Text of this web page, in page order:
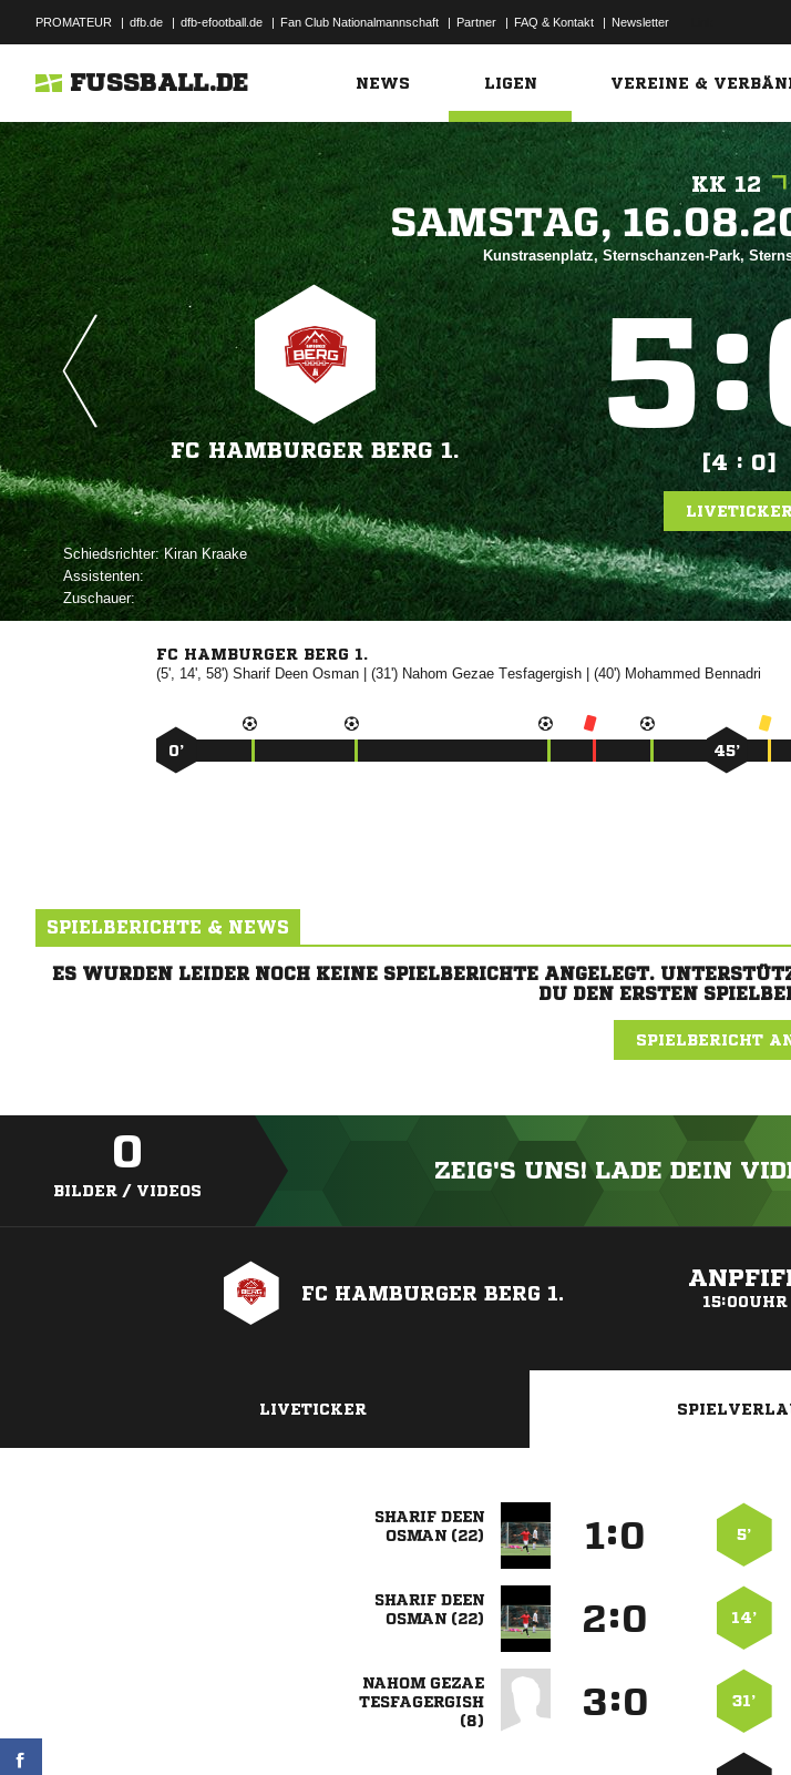
PROMATEUR | dfb.de | dfb-efootball.de | Fan Club Nationalmannschaft | Partner | FAQ & Kontakt | Newsletter
FUSSBALL.DE NEWS LIGEN VEREINE &
KK 12

Kunstrasenplatz, Sternschanzen-Park,
FC HAMBURGER BERG 1.
:
[4 : 0]
Schiedsrichter: 
Assistenten:
Zuschauer:
FC HAMBURGER BERG 1.
(5', 14', 58')  | (31')  | (40')  
0’ 45’
SPIELBERICHTE & NEWS
ES WURDEN LEIDER NOCH KEINE SPIELBERICHTE ANGELEGT.
DU DEN ERSTEN
SPIELBERICHT
0
BILDER / VIDEOS
ZEIG'S UNS! LADE DEIN
FC HAMBURGER BERG 1. 15:00UHR
LIVETICKER
 
 
: 5’
 
 
: 14’
 


: 31’